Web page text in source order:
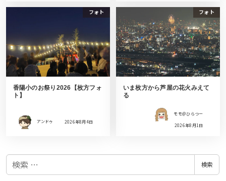
フォト
香陽小のお祭り2026【枚方フォ
ト】
アンドゥ 2026年8月4日
フォト
いま枚方から芦屋の花火みえて
る
モモ＠ひらつー
2026年8月1日
検
検索